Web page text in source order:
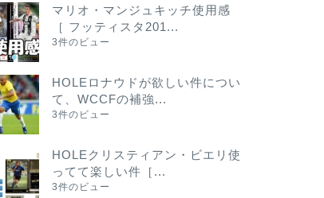
マリオ・マンジュキッチ使用感
［ フッティスタ201...
3件のビュー
HOLEロナウドが欲しい件につい
て、WCCFの補強...
3件のビュー
HOLEクリスティアン・ビエリ使
ってて楽しい件［...
3件のビュー